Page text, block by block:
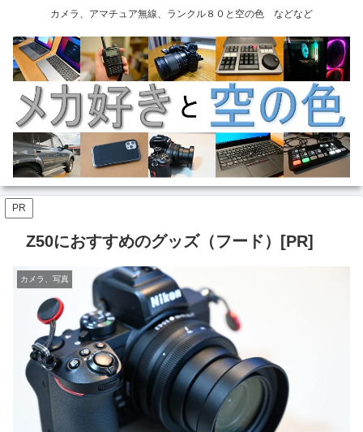
カメラ、アマチュア無線、ランクル８０と空の色 などなど
PR
Z50におすすめのグッズ（フード）[PR]
カメラ、写真